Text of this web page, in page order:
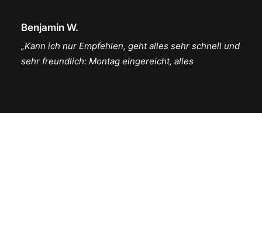
Benjamin W.
„Kann ich nur Empfehlen, geht alles sehr schnell und
sehr freundlich: Montag eingereicht, alles